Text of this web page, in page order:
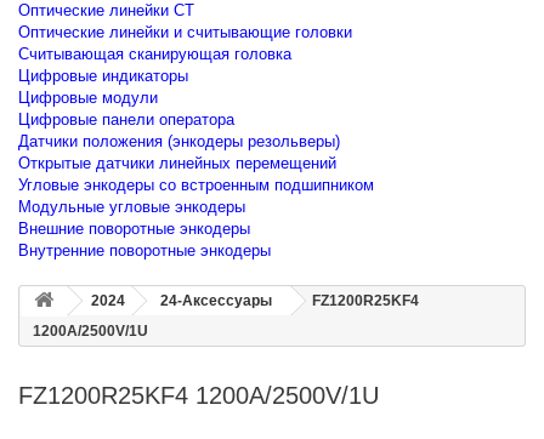
Оптические линейки CT
Оптические линейки и считывающие головки
Считывающая сканирующая головка
Цифровые индикаторы
Цифровые модули
Цифровые панели оператора
Датчики положения (энкодеры резольверы)
Открытые датчики линейных перемещений
Угловые энкодеры со встроенным подшипником
Модульные угловые энкодеры
Внешние поворотные энкодеры
Внутренние поворотные энкодеры
2024 24-Аксессуары
FZ1200R25KF4
1200A/2500V/1U
FZ1200R25KF4 1200A/2500V/1U